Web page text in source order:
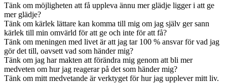
Tänk om möjligheten att få uppleva ännu mer glädje ligger i att ge
mer glädje?
Tänk om kärlek lättare kan komma till mig om jag själv ger sann
kärlek till min omvärld för att ge och inte för att få?
Tänk om meningen med livet är att jag tar 100 % ansvar för vad jag
gör det till, oavsett vad som händer mig?
Tänk om jag har makten att förändra mig genom att bli mer
medveten om hur jag reagerar på det som händer mig?
Tänk om mitt medvetande är verktyget för hur jag upplever mitt liv.